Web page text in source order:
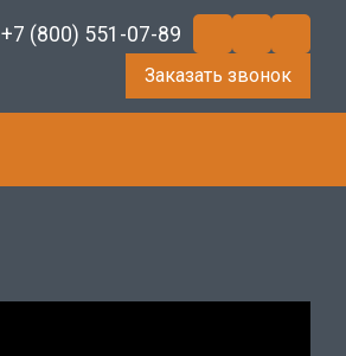
+7 (800) 551-07-89
Заказать звонок